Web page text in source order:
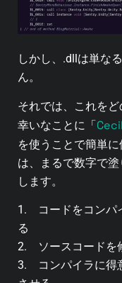
しかし、 .dll は単な
ん。
それでは、これを
幸いなことに「Cecil
を使うことで簡単
は、まるで数字で
します。
1. コードをコンパ
る
2. ソースコードを
3. コンパイラに得